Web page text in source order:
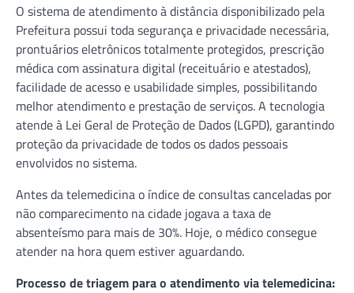
O sistema de atendimento à distância disponibilizado pela
Prefeitura possui toda segurança e privacidade necessária,
prontuários eletrônicos totalmente protegidos, prescrição
médica com assinatura digital (receituário e atestados),
facilidade de acesso e usabilidade simples, possibilitando
melhor atendimento e prestação de serviços. A tecnologia
atende à Lei Geral de Proteção de Dados (LGPD), garantindo
proteção da privacidade de todos os dados pessoais
envolvidos no sistema.
Antes da telemedicina o índice de consultas canceladas por
não comparecimento na cidade jogava a taxa de
absenteísmo para mais de 30%. Hoje, o médico consegue
atender na hora quem estiver aguardando.
Processo de triagem para o atendimento via telemedicina: